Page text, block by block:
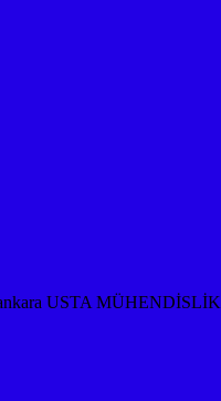
ankara USTA MÜHENDİSLİK